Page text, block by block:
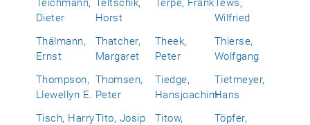
Teichmann,
Dieter
Teltschik,
Horst
Terpe, FrankTews,
Wilfried
Thälmann,
Ernst
Thatcher,
Margaret
Theek,
Peter
Thierse,
Wolfgang
Thompson,
Llewellyn E.
Thomsen,
Peter
Tiedge,
Hansjoachim
Tietmeyer,
Hans
Tisch, HarryTito, Josip
Titow,
Töpfer,